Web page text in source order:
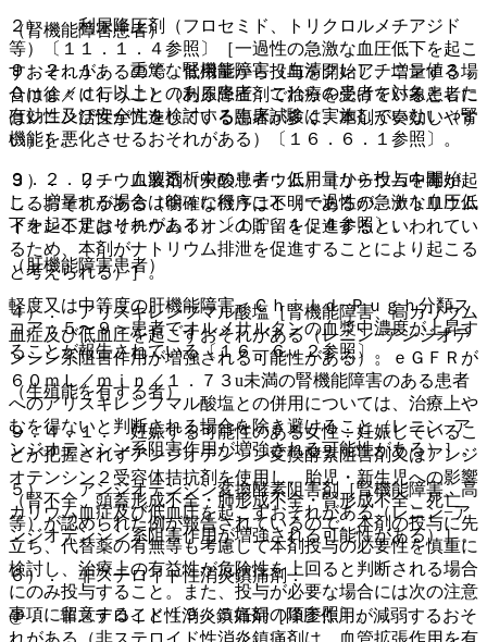
２）． 利尿降圧剤（フロセミド、トリクロルメチアジド
等）〔１１．１．４参照〕［一過性の急激な血圧低下を起こ
すおそれがあるので、低用量から投与を開始し、増量する場
合は徐々に行うこと（利尿降圧剤で治療を受けている患者に
はレニン活性が亢進している患者が多く、本剤が奏効しやす
い）］。
３）． リチウム製剤（炭酸リチウム）［リチウム中毒が起
こるおそれがある（明確な機序は不明であるが、ナトリウム
イオン不足はリチウムイオンの貯留を促進するといわれてい
るため、本剤がナトリウム排泄を促進することにより起こる
と考えられる）］。
４）． アリスキレンフマル酸塩［腎機能障害、高カリウム
血症及び低血圧を起こすおそれがある（レニン−アンジオテ
ンシン系阻害作用が増強される可能性がある）。ｅＧＦＲが
６０ｍＬ／ｍｉｎ／１．７３u未満の腎機能障害のある患者
へのアリスキレンフマル酸塩との併用については、治療上や
むを得ないと判断される場合を除き避けること（レニン−ア
ンジオテンシン系阻害作用が増強される可能性がある）］。
５）． アンジオテンシン変換酵素阻害剤［腎機能障害、高
カリウム血症及び低血圧を起こすおそれがある（レニン−ア
ンジオテンシン系阻害作用が増強される可能性がある）］。
６）． 非ステロイド性消炎鎮痛剤：
@． 非ステロイド性消炎鎮痛剤［降圧作用が減弱するおそ
（腎機能障害患者）
９．２．１． 重篤な腎機能障害（血清クレアチニン値３．
０ｍｇ／ｄＬ以上）のある患者：これらの患者を対象とした
有効性及び安全性を検討する臨床試験は実施していない（腎
機能を悪化させるおそれがある）〔１６．６．１参照〕。
９．２．２． 血液透析中の患者：低用量から投与を開始
し、増量する場合は徐々に行うこと（一過性の急激な血圧低
下を起こすおそれがある）〔１１．１．４参照〕。
（肝機能障害患者）
軽度又は中等度の肝機能障害＜Ｃｈｉｌｄ−Ｐｕｇｈ分類ス
コア：５〜９＞患者でオルメサルタンの血漿中濃度が上昇す
ることが報告されている〔１６．６．２参照〕。
（生殖能を有する者）
９．４．１． 妊娠する可能性のある女性：妊娠しているこ
とが把握されずアンジオテンシン変換酵素阻害剤又はアンジ
オテンシン２受容体拮抗剤を使用し、胎児・新生児への影響
（腎不全、頭蓋形成不全・肺形成不全・腎形成不全、死亡
等）が認められた例が報告されているので、本剤の投与に先
立ち、代替薬の有無等も考慮して本剤投与の必要性を慎重に
検討し、治療上の有益性が危険性を上回ると判断される場合
にのみ投与すること。また、投与が必要な場合には次の注意
事項に留意すること〔９．５妊婦の項参照〕。